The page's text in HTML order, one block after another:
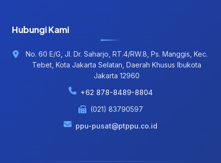
Hubungi Kami
No. 60 E/G, Jl. Dr. Saharjo, RT.4/RW.8, Ps. Manggis, Kec.
Tebet, Kota Jakarta Selatan, Daerah Khusus Ibukota
Jakarta 12960
+62 878-8489-8804
(021) 83790597
ppu-pusat@ptppu.co.id